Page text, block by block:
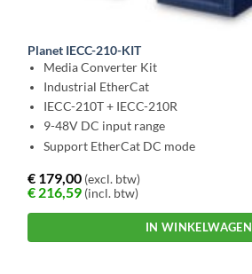
Planet IECC-210-KIT
Media Converter Kit
Industrial EtherCat
IECC-210T + IECC-210R
9-48V DC input range
Support EtherCat DC mode
€ 179,00 (excl. btw)
€ 216,59 (incl. btw)
IN WINKELWAGEN